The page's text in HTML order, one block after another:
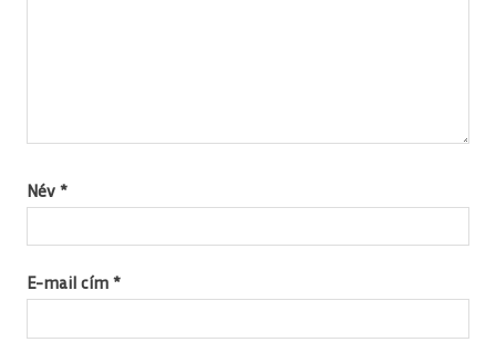
Név *
E-mail cím *